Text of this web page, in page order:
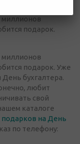
миллионов
подарок.
миллионов
подарок. Уже
День бухгалтера.
любит
свой
каталоге
подарков на День
по телефону: